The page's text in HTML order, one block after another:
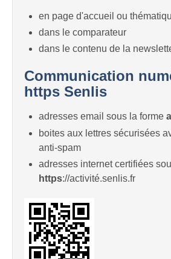
en page d'accueil ou
dans le comparateur
dans le contenu de la
Communication
https Senlis
adresses email sous la forme
boites aux lettres sécurisées
anti-spam
adresses internet certifiées
https://activité.senlis.fr